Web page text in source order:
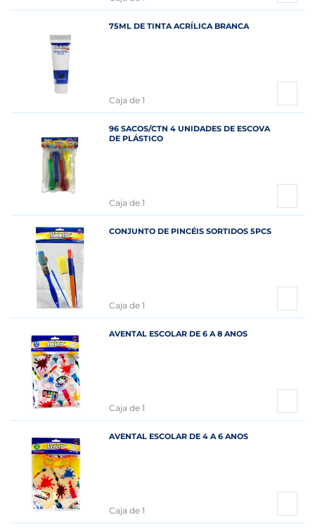
75ML DE TINTA ACRÍLICA BRANCA
Caja de 1
96 SACOS/CTN 4 UNIDADES DE ESCOVA
DE PLÁSTICO
Caja de 1
CONJUNTO DE PINCÉIS SORTIDOS 5PCS
Caja de 1
AVENTAL ESCOLAR DE 6 A 8 ANOS
Caja de 1
AVENTAL ESCOLAR DE 4 A 6 ANOS
Caja de 1